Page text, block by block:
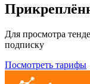
Для просмотра
подписку
Посмотреть тарифы